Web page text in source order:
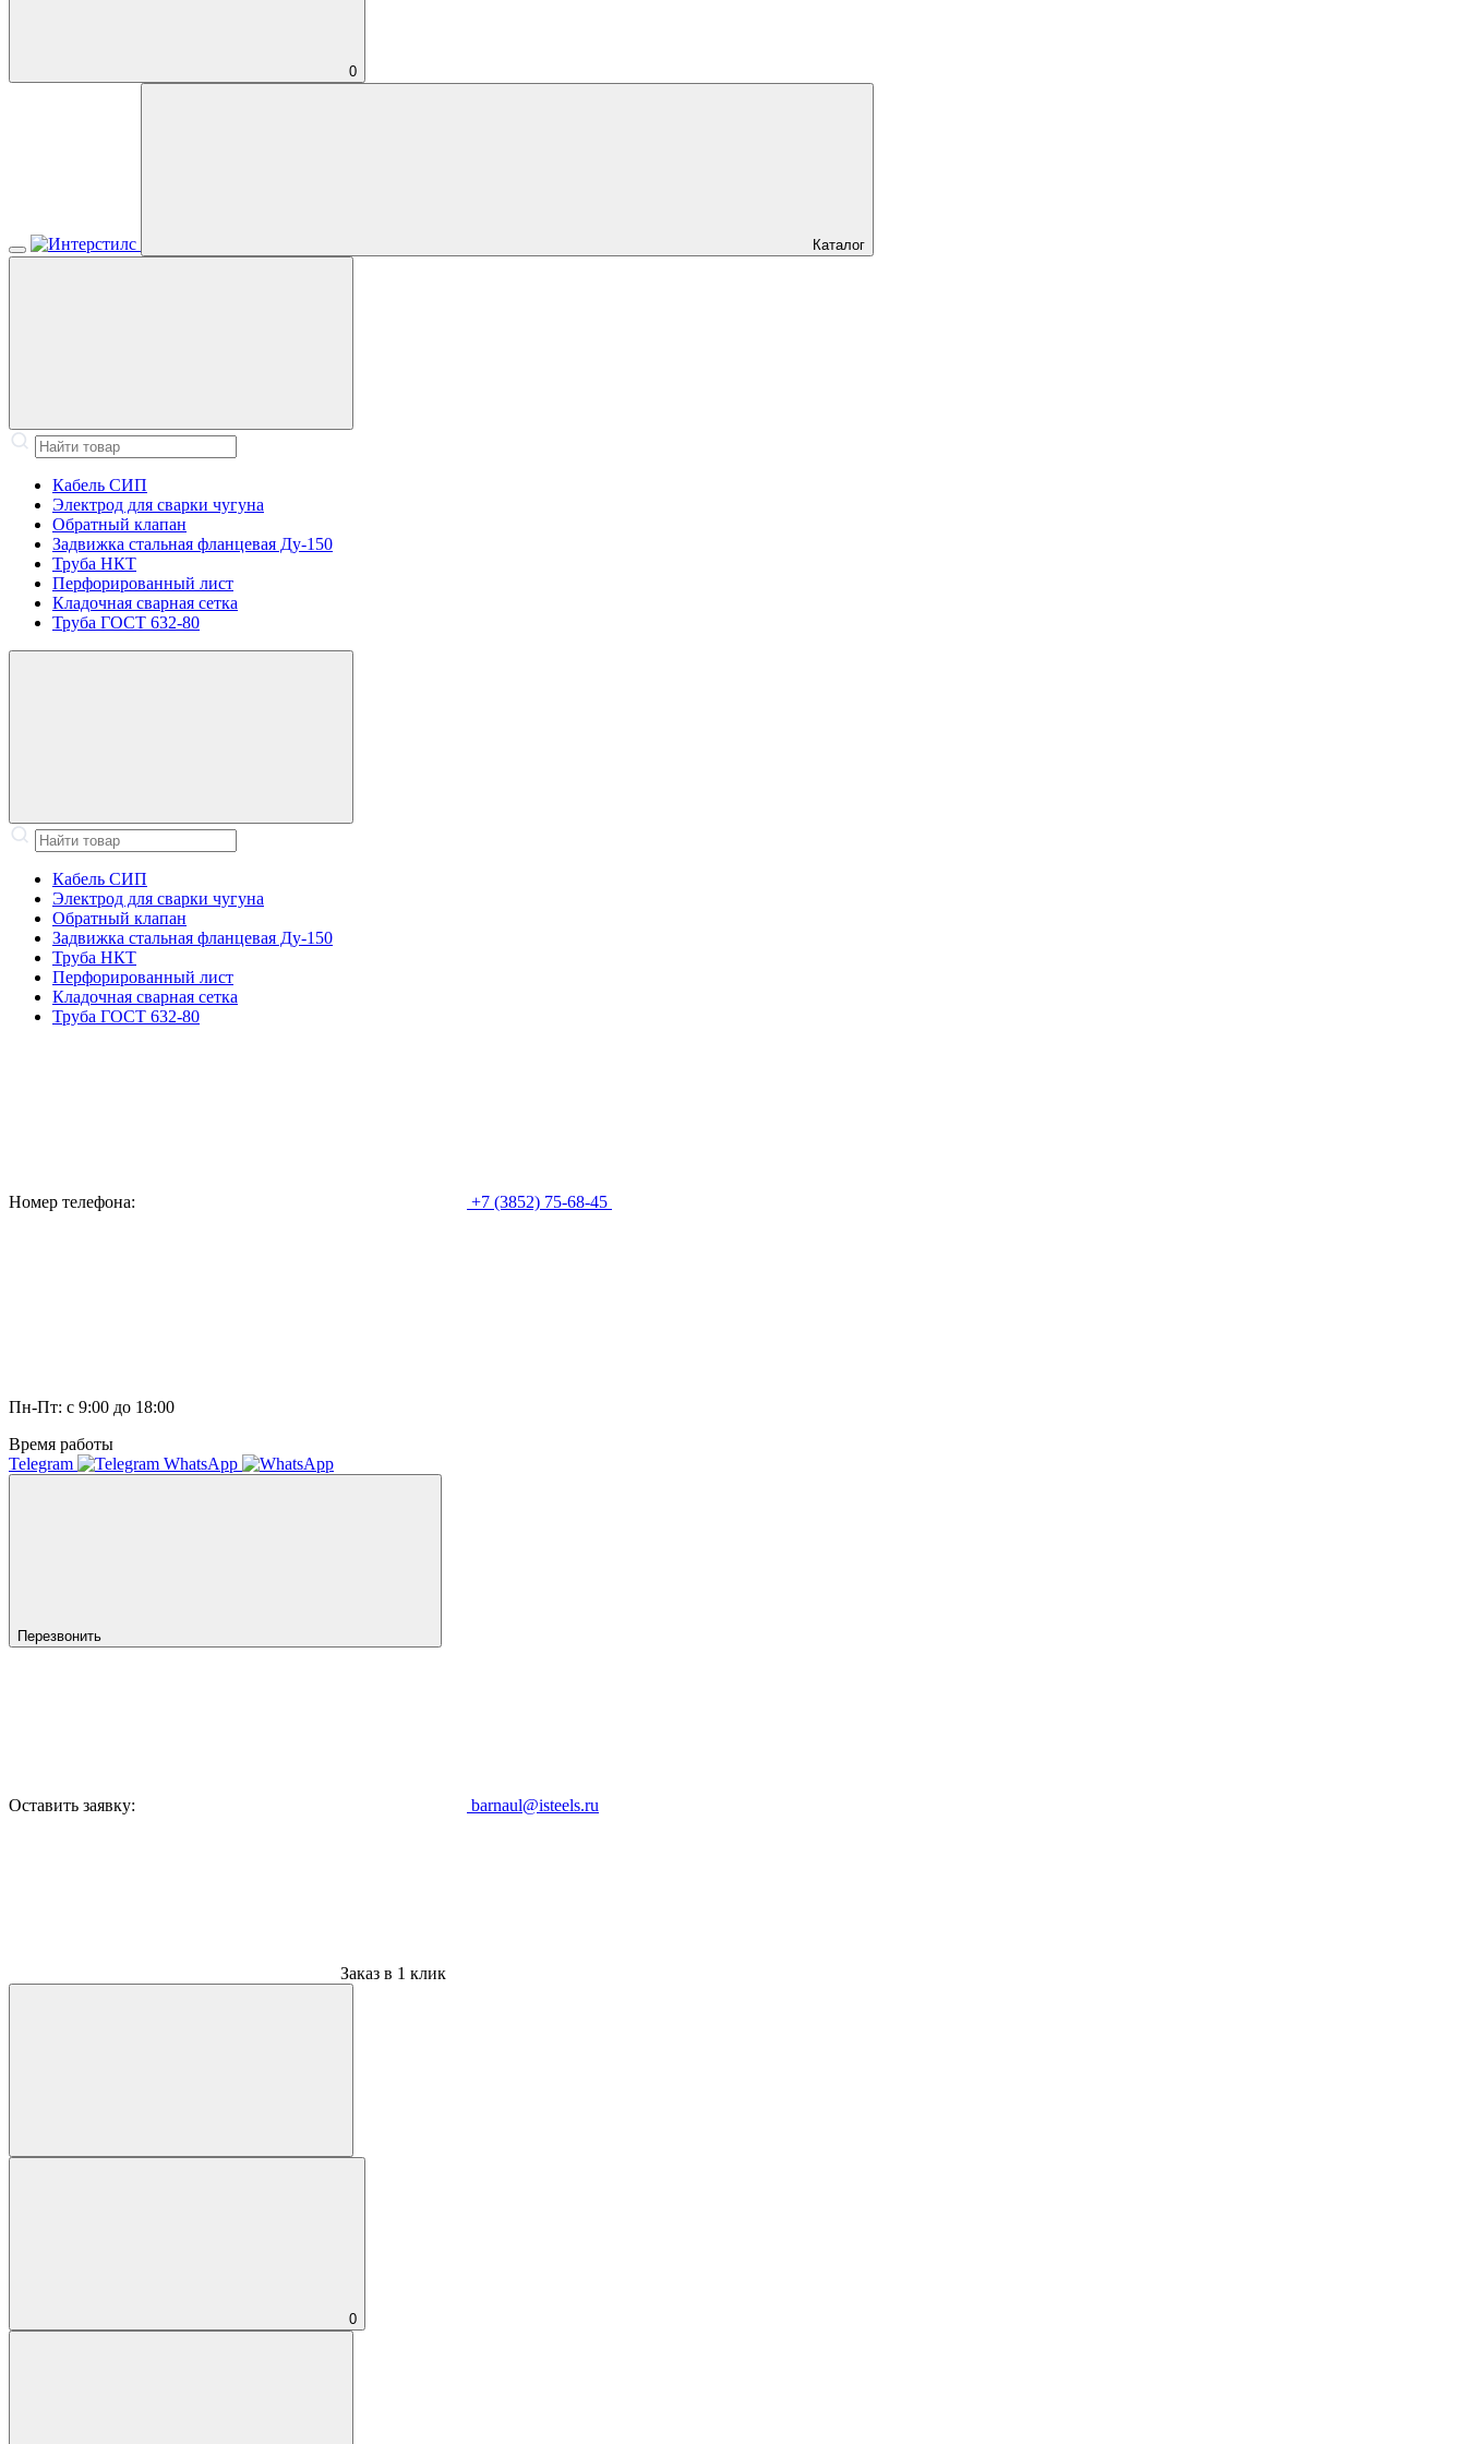
0
Каталог
Кабель СИП
Электрод для сварки чугуна
Обратный клапан
Задвижка стальная фланцевая Ду-150
Труба НКТ
Перфорированный лист
Кладочная сварная сетка
Труба ГОСТ 632-80
Кабель СИП
Электрод для сварки чугуна
Обратный клапан
Задвижка стальная фланцевая Ду-150
Труба НКТ
Перфорированный лист
Кладочная сварная сетка
Труба ГОСТ 632-80
Номер телефона: +7 (3852) 75-68-45
Пн-Пт: с 9:00 до 18:00
Время работы
Telegram
WhatsApp
Перезвонить
Оставить заявку: barnaul@isteels.ru
Заказ в 1 клик
0